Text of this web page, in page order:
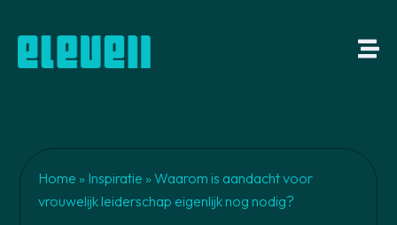
Home » Inspiratie »Waarom is aandacht voor
vrouwelijk leiderschap eigenlijk nog nodig?